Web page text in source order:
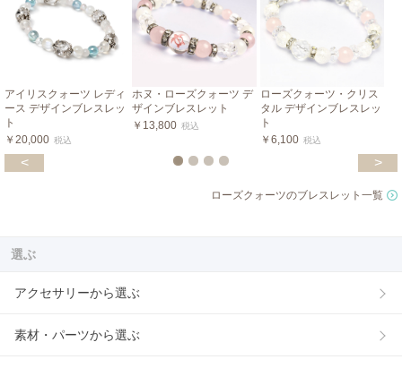
アイリスクォーツ レディ
ース デザインブレスレッ
ト
￥20,000 税込
ホヌ・ローズクォーツ デ
ザインブレスレット
￥13,800 税込
ローズクォーツ・クリス
タル デザインブレスレッ
ト
￥6,100 税込
< >
ローズクォーツのブレスレット一覧
選ぶ
アクセサリーから選ぶ
素材・パーツから選ぶ